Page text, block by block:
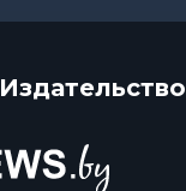
Издательство